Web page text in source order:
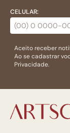
CELULAR:
Aceito receber
Ao se cadastrar
Privacidade.